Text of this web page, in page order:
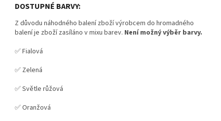
DOSTUPNÉ BARVY:
Z důvodu náhodného balení zboží výrobcem do hromadného
balení je zboží zasíláno v mixu barev. Není možný výběr barvy.
✅ Fialová
✅ Zelená
✅ Světle růžová
✅ Oranžová